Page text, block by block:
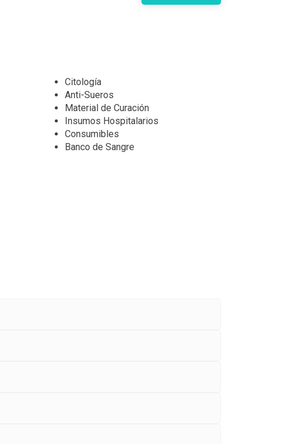
Citología
Anti-Sueros
Material de Curación
Insumos Hospitalarios
Consumibles
Banco de Sangre